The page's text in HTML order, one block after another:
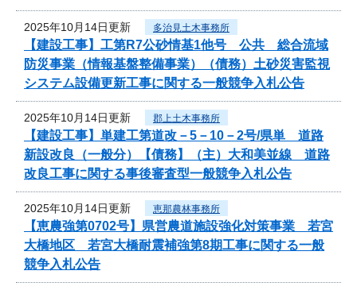
2025年10月14日更新 多治見土木事務所
【建設工事】工第R7公砂情基1他号 公共 総合流域
防災事業（情報基盤整備事業）（債務）土砂災害監視
システム設備更新工事に関する一般競争入札公告
2025年10月14日更新 郡上土木事務所
【建設工事】単建工第道改－5－10－2号/県単 道路
新設改良（一般分）【債務】（主）大和美並線 道路
改良工事に関する事後審査型一般競争入札公告
2025年10月14日更新 恵那農林事務所
【恵農強第0702号】県営農道施設強化対策事業 若宮
大橋地区 若宮大橋耐震補強第8期工事に関する一般
競争入札公告